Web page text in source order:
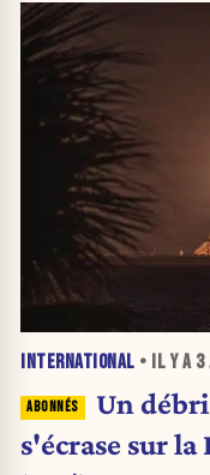
INTERNATIONAL • IL Y A 3
Un
s'écrase sur la